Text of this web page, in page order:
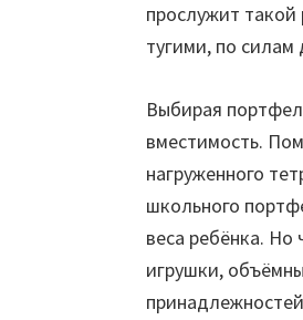
прослужит
тугими, по силам
Выбирая
вместимость.
нагруженного
школьного
веса ребёнка. Но
игрушки,